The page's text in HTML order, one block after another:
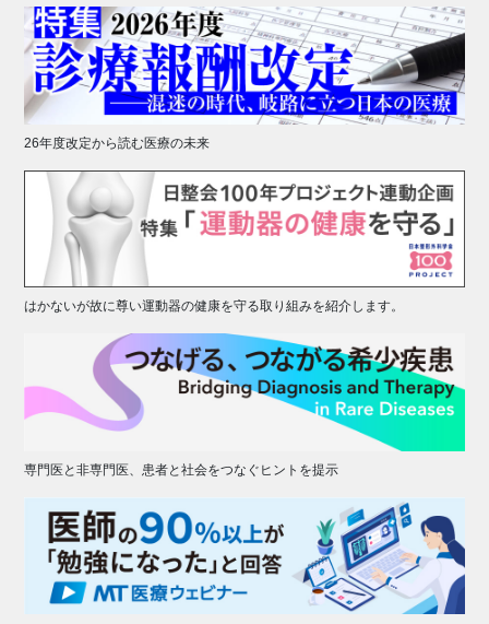
26年度改定から読む医療の未来
はかないが故に尊い運動器の健康を守る取り組みを紹介します。
専門医と非専門医、患者と社会をつなぐヒントを提示